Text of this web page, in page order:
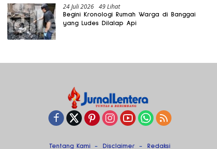
24 Juli 2026 49 Lihat
Begini Kronologi Rumah Warga di Banggai
yang Ludes Dilalap Api
Tentang Kami Disclaimer Redaksi